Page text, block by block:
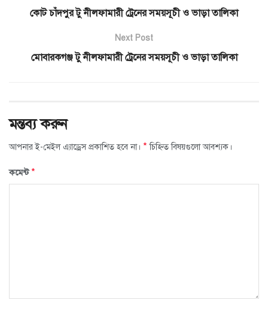
কোট চাঁদপুর টু নীলফামারী ট্রেনের সময়সূচী ও ভাড়া তালিকা
Next Post
মোবারকগঞ্জ টু নীলফামারী ট্রেনের সময়সূচী ও ভাড়া তালিকা
মন্তব্য করুন
আপনার ই-মেইল এ্যাড্রেস প্রকাশিত হবে না। * চিহ্নিত বিষয়গুলো আবশ্যক।
কমেন্ট*